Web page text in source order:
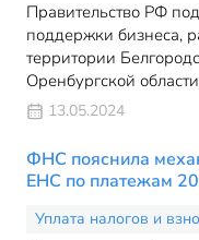
Правительство РФ
поддержки бизнеса,
территории
Оренбургской
13.05.2024
ФНС пояснила
ЕНС по платежам
Уплата налогов и